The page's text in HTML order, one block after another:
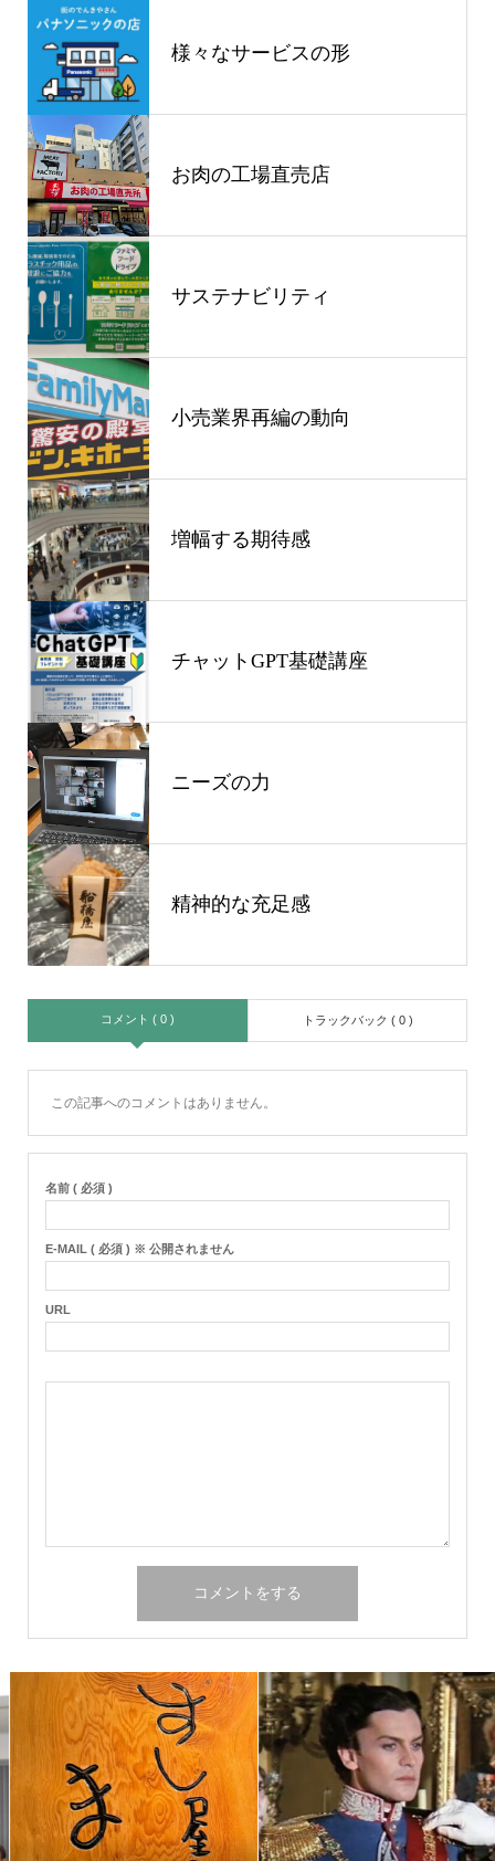
様々なサービスの形
お肉の工場直売店
サステナビリティ
小売業界再編の動向
増幅する期待感
チャットGPT基礎講座
ニーズの力
精神的な充足感
コメント ( 0 ) トラックバック ( 0 )
この記事へのコメントはありません。
名前 ( 必須 )
E-MAIL ( 必須 ) ※ 公開されません
URL